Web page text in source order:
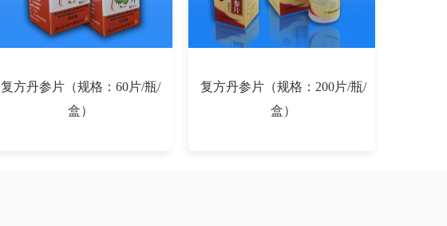
复方丹参片（规格：60片/瓶/
盒）
复方丹参片（规格：200片/瓶/
盒）